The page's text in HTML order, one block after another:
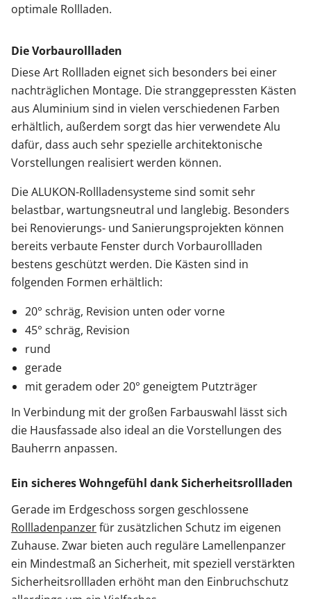
optimale Rollladen.
Die Vorbaurollladen
Diese Art Rollladen eignet sich besonders bei einer
nachträglichen Montage. Die stranggepressten Kästen
aus Aluminium sind in vielen verschiedenen Farben
erhältlich, außerdem sorgt das hier verwendete Alu
dafür, dass auch sehr spezielle architektonische
Vorstellungen realisiert werden können.
Die ALUKON-Rollladensysteme sind somit sehr
belastbar, wartungsneutral und langlebig. Besonders
bei Renovierungs- und Sanierungsprojekten können
bereits verbaute Fenster durch Vorbaurollladen
bestens geschützt werden. Die Kästen sind in
folgenden Formen erhältlich:
20° schräg, Revision unten oder vorne
45° schräg, Revision
rund
gerade
mit geradem oder 20° geneigtem Putzträger
In Verbindung mit der großen Farbauswahl lässt sich
die Hausfassade also ideal an die Vorstellungen des
Bauherrn anpassen.
Ein sicheres Wohngefühl dank Sicherheitsrollladen
Gerade im Erdgeschoss sorgen geschlossene
Rollladenpanzerfür zusätzlichen Schutz im eigenen
Zuhause. Zwar bieten auch reguläre Lamellenpanzer
ein Mindestmaß an Sicherheit, mit speziell verstärkten
Sicherheitsrollladen erhöht man den Einbruchschutz